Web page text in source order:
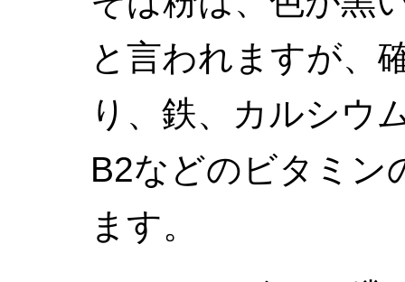
と言われますが、
り、鉄、カルシウ
B2などのビタミン
ます。